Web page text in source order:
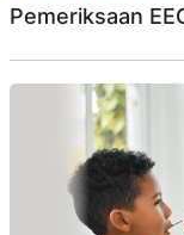
Pemeriksaan